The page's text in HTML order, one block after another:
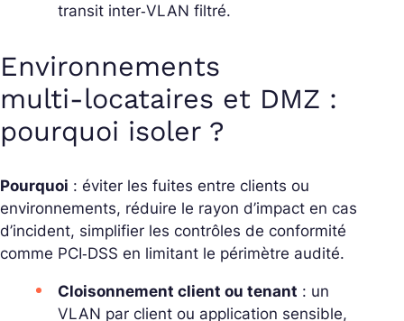
transit inter‑VLAN filtré.
Environnements
multi‑locataires et DMZ :
pourquoi isoler ?
Pourquoi : éviter les fuites entre clients ou
environnements, réduire le rayon d’impact en cas
d’incident, simplifier les contrôles de conformité
comme PCI‑DSS en limitant le périmètre audité.
Cloisonnement client ou tenant : un
VLAN par client ou application sensible,